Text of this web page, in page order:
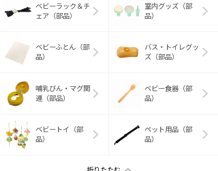
ベビーラック＆チ
ェア（部品）
室内グッズ（部
品）
ベビーふとん（部
品）
バス・トイレグッ
ズ（部品）
哺乳びん・マグ関
連（部品）
ベビー食器（部
品）
ベビートイ（部
品）
ペット用品（部
品）